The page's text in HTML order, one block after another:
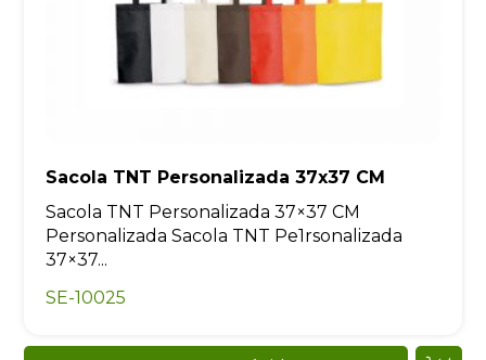
Sacola TNT Personalizada 37x37 CM
Sacola TNT Personalizada 37×37 CM
Personalizada Sacola TNT Pe1rsonalizada
37×37...
SE-10025